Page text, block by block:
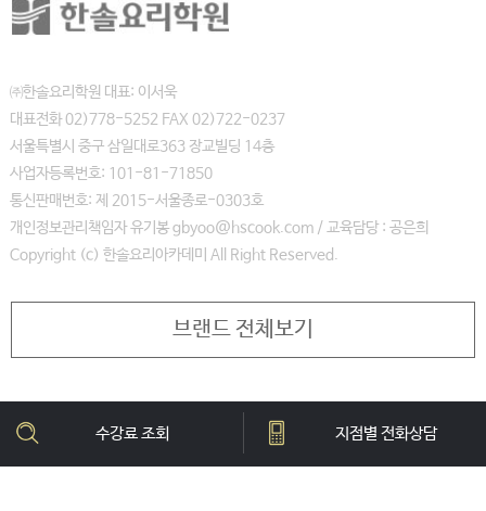
수강료 조회 지점별 전화상담
㈜한솔요리학원 대표: 이서욱
대표전화 02)778-5252 FAX 02)722-0237
서울특별시 중구 삼일대로363 장교빌딩 14층
사업자등록번호: 101-81-71850
통신판매번호: 제 2015-서울종로-0303호
개인정보관리책임자 유기봉 gbyoo@hscook.com / 교육담당 : 공은희
Copyright (c) 한솔요리아카데미 All Right Reserved.
브랜드 전체보기